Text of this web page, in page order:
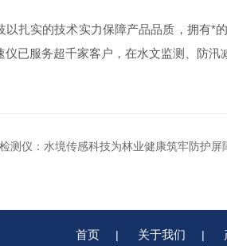
实的技术实力保障产品品质，拥有*的
仪已服务超千家客户，在水文监测、防
测仪：水境传感科技为林业健康筑牢防护屏
首页 | 关于我们 |